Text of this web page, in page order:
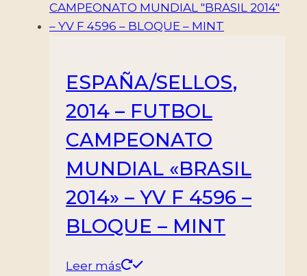
ESPAÑA/SELLOS,
2014 – FUTBOL
CAMPEONATO
MUNDIAL «BRASIL
2014» – YV F 4596 –
BLOQUE – MINT
Leer más